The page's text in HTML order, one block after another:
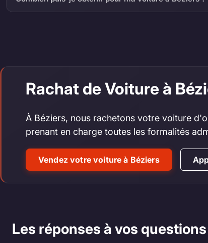
Rachat de Voiture à
À Béziers, nous rachetons votre voiture
prenant en charge toutes les formalités
Vendez votre voiture à Béziers
Les réponses à vos